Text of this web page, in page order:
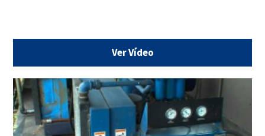
Ver Vídeo